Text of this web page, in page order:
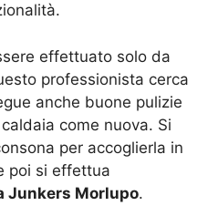
effettuato solo da
professionista cerca
anche buone pulizie
come nuova. Si
per accoglierla in
poi si effettua
Junkers Morlupo.